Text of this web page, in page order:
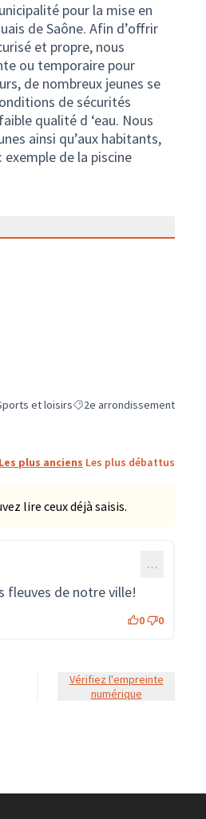
pour la mise en
de Saône. Afin d’offrir
et propre, nous
ou temporaire pour
de nombreux jeunes se
de sécurités
qualité d ‘eau. Nous
ainsi qu’aux habitants,
de la piscine
les résultats de la catégorie : Sports et
et loisirsFiltrer les résultats pour la
2e arrondissement
Les plus anciens Les plus débattus
lire ceux déjà saisis.
…
fleuves de notre ville!
0 0
Vérifiez l'empreinte
numérique